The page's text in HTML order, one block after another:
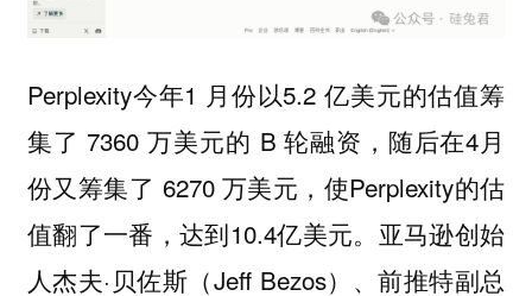
Perplexity今年1 月份以5.2 亿美元的估值筹
集了 7360 万美元的 B 轮融资，随后在4月
份又筹集了 6270 万美元，使Perplexity的估
值翻了一番，达到10.4亿美元。亚马逊创始
人杰夫·贝佐斯（Jeff Bezos）、前推特副总